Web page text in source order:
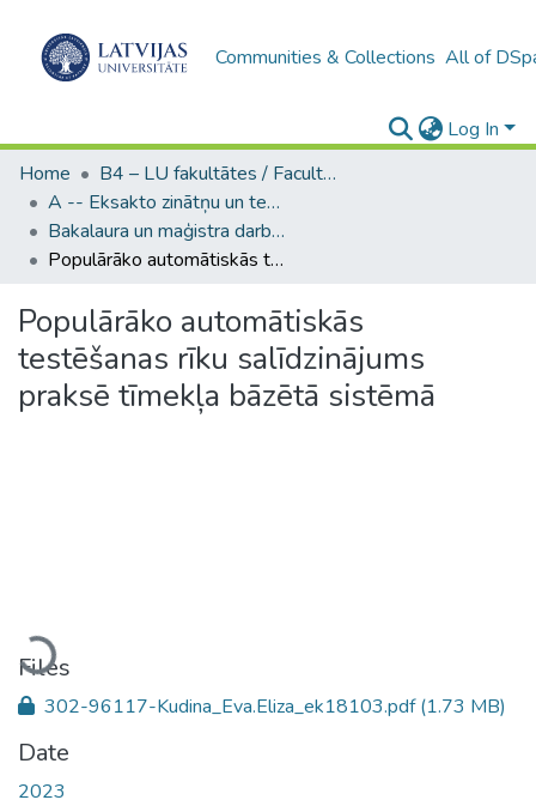
Communities & Collections All of
Log In
Home
B4 – LU fakultātes / Faculties of the UL
A -- Eksakto zinātņu un tehnoloģiju fakultāte / Faculty of Science and Technology
Bakalaura un maģistra darbi (EZTF) / Bachelor's and Master's theses
Populārāko automātiskās testēšanas rīku salīdzinājums praksē tīmekļa bāzētā sistēmā
Populārāko automātiskās
testēšanas rīku salīdzinājums
praksē tīmekļa bāzētā sistēmā
Loading...
Files
302-96117-Kudina_Eva.Eliza_ek18103.pdf(1.73 MB)
Date
2023